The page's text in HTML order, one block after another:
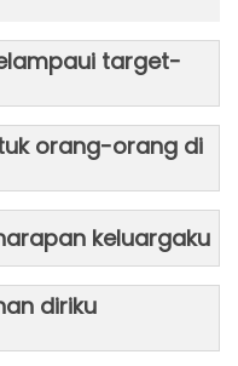
target-
orang-orang di
keluargaku
diriku